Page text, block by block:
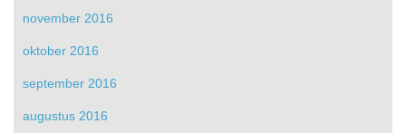
november 2016
oktober 2016
september 2016
augustus 2016